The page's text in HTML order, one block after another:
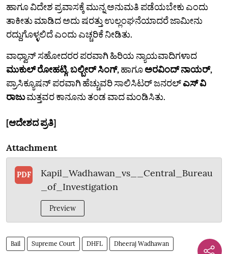
ಹಾಗೂ ವಿದೇಶ ಪ್ರವಾಸಕ್ಕೆ ಮುನ್ನ ಅನುಮತಿ ಪಡೆಯಬೇಕು ಎಂದು
ತಾಕೀತು ಮಾಡಿದ ಅದು ಷರತ್ತು ಉಲ್ಲಂಘನೆಯಾದರೆ ಜಾಮೀನು
ರದ್ದುಗೊಳ್ಳಲಿದೆ ಎಂದು ಎಚ್ಚರಿಕೆ ನೀಡಿತು.
ವಾಧ್ವಾನ್‌ ಸಹೋದರರ ಪರವಾಗಿ ಹಿರಿಯ ನ್ಯಾಯವಾದಿಗಳಾದ
ಮುಕುಲ್‌ ರೋಹಟ್ಗಿ, ಬಲ್ಬೀರ್‌ ಸಿಂಗ್‌,ಹಾಗೂಅರವಿಂದ್‌ ನಾಯರ್‌,
ಪ್ರಾಸಿಕ್ಯೂಷನ್‌ ಪರವಾಗಿ ಹೆಚ್ಚುವರಿ ಸಾಲಿಸಿಟರ್‌ ಜನರಲ್‌ಎಸ್‌ ವಿ
ರಾಜುಮತ್ತವರ ಕಾನೂನು ತಂಡ ವಾದ ಮಂಡಿಸಿತು.
[ಆದೇಶದ ಪ್ರತಿ]
Attachment
PDF
Kapil_Wadhawan_vs__Central_Bureau
_of_Investigation
Preview
Bail Supreme Court DHFL Dheeraj Wadhawan